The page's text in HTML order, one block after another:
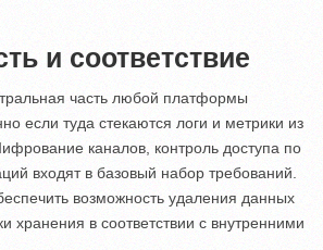
и соответствие
часть любой платформы
если туда стекаются логи и метрики из
каналов, контроль доступа по
входят в базовый набор требований.
возможность удаления данных
хранения в соответствии с внутренними